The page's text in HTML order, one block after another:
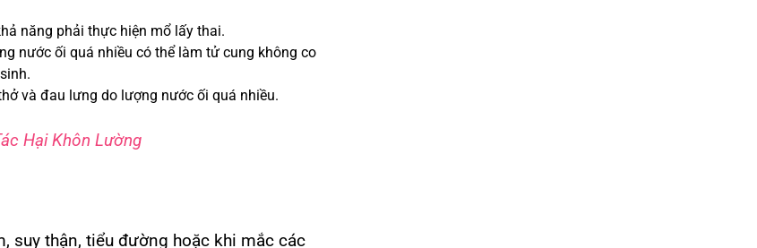
năng phải thực hiện mổ lấy thai.
nước ối quá nhiều có thể làm tử cung không co
và đau lưng do lượng nước ối quá nhiều.
Hại Khôn Lường
suy thận, tiểu đường hoặc khi mắc các